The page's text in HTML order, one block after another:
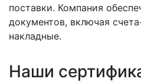
поставки. Компания
документов, включая
накладные.
Наши